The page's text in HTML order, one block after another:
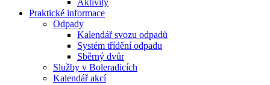
Aktivity
Praktické informace
Odpady
Kalendář svozu odpadů
Systém třídění odpadu
Sběrný dvůr
Služby v Boleradicích
Kalendář akcí